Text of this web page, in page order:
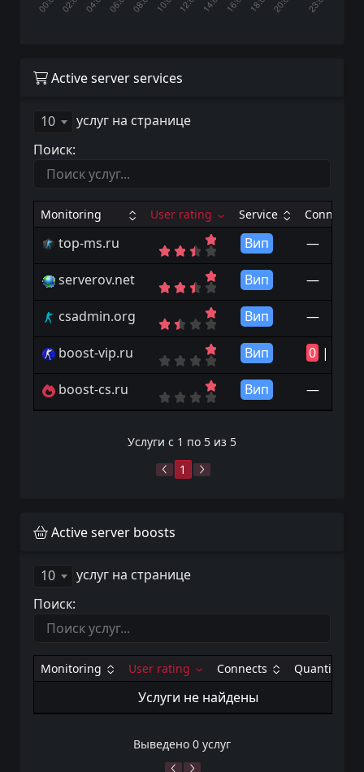
Active server services
10
услуг на странице
Поиск:
Monitoring User rating Service Connects
top-ms.ru Вип —
serverov.net Вип —
csadmin.org Вип —
boost-vip.ru Вип 0 |
boost-cs.ru Вип —
Услуги с 1 по 5 из 5
1
Active server boosts
10
услуг на странице
Поиск:
Monitoring User rating Connects Quantity
Услуги не найдены
Выведено 0 услуг